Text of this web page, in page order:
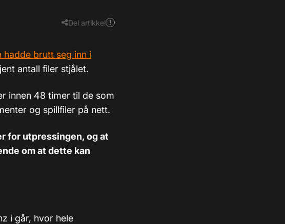
Del artikkel
hadde brutt seg inn i
antall filer stjålet.
innen 48 timer til de som
og spillfiler på nett.
for utpressingen, og at
om at dette kan
i går, hvor hele